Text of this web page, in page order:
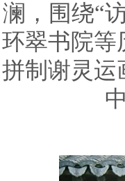
澜，围绕“
环翠书院等
拼制谢灵运